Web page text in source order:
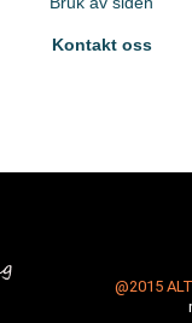
Kontakt oss
@2015